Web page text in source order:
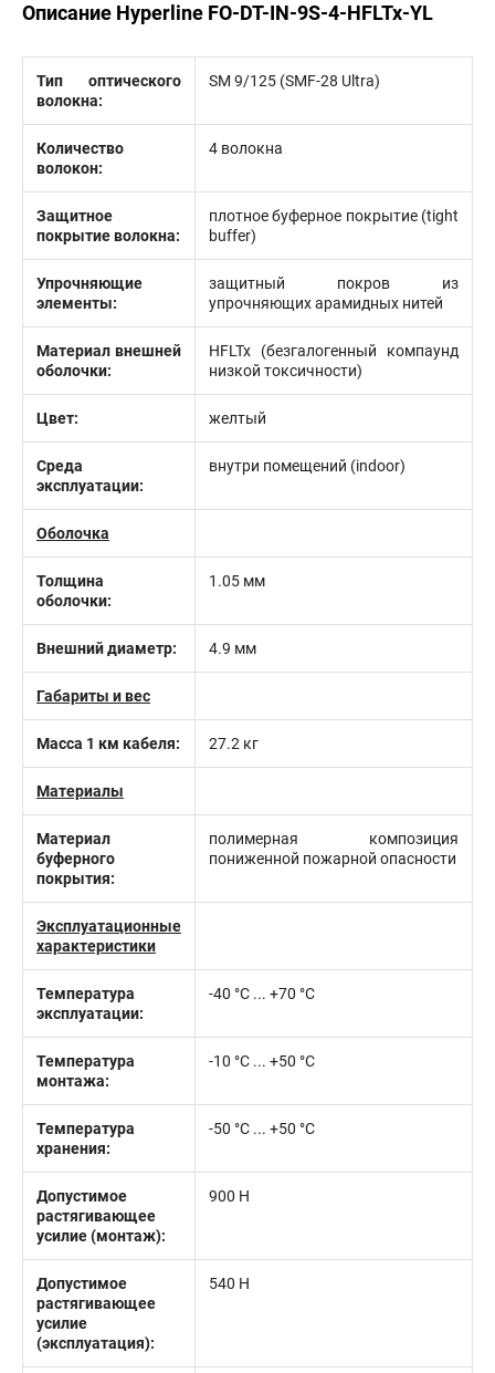
Описание Hyperline FO-DT-IN-9S-4-HFLTx-YL
Тип оптического
волокна:
SM 9/125 (SMF-28 Ultra)
Количество
волокон:
4 волокна
Защитное
покрытие волокна:
плотное буферное покрытие (tight
buffer)
Упрочняющие
элементы:
защитный покров из
упрочняющих арамидных нитей
Материал внешней
оболочки:
HFLTx (безгалогенный компаунд
низкой токсичности)
Цвет: желтый
Среда
эксплуатации:
внутри помещений (indoor)
Оболочка
Толщина
оболочки:
1.05 мм
Внешний диаметр: 4.9 мм
Габариты и вес
Масса 1 км кабеля: 27.2 кг
Материалы
Материал
буферного
покрытия:
полимерная композиция
пониженной пожарной опасности
Эксплуатационные
характеристики
Температура
эксплуатации:
-40 °C ... +70 °C
Температура
монтажа:
-10 °С ... +50 °С
Температура
хранения:
-50 °C ... +50 °C
Допустимое
растягивающее
усилие (монтаж):
900 Н
Допустимое
растягивающее
усилие
(эксплуатация):
540 Н